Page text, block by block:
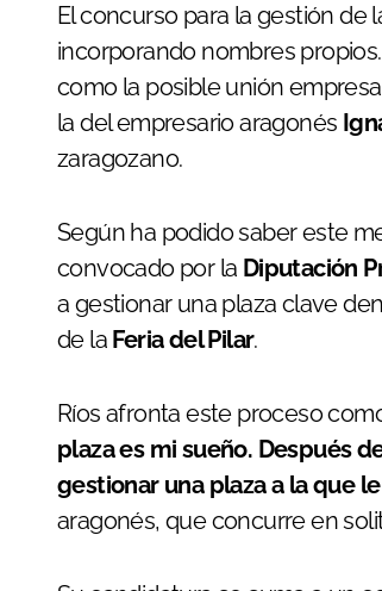
El concurso para la gestión de
incorporando nombres
como la posible unión
la del empresario aragonés
zaragozano.
Según ha podido saber este
convocado por la Diputación
a gestionar una plaza clave
de la Feria del Pilar.
Ríos afronta este proceso
plaza es mi sueño. Después
gestionar una plaza a la que
aragonés, que concurre en